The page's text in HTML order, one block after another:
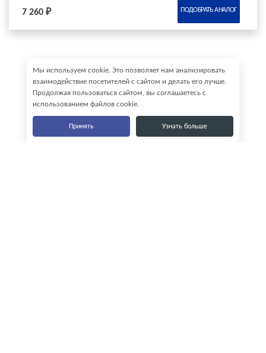
7 260 ₽ ПОДОБРАТЬ АНАЛОГ
Мы используем cookie. Это позволяет нам анализировать
взаимодействие посетителей с сайтом и делать его лучше.
Продолжая пользоваться сайтом, вы соглашаетесь с
использованием файлов cookie.
Принять Узнать больше